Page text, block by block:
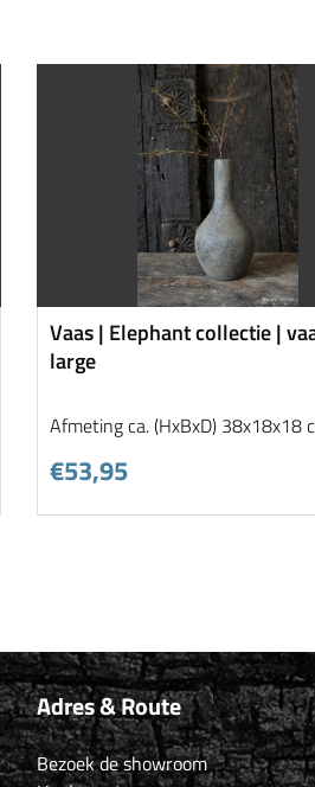
Vaas | Elephant collectie |
large
Afmeting ca. (HxBxD) 38x18x18
€53,95
Adres & Route
Bezoek de showroom